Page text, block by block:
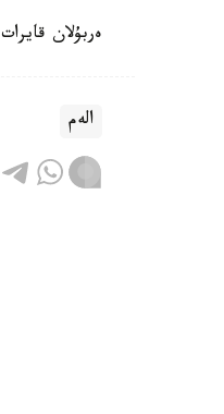
ەربۇلان قايرات
الەم